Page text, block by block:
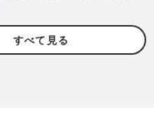
機種まで徹底比較
すべて見る